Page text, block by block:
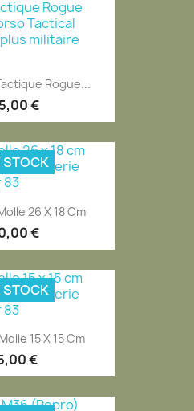
Rogue...
€
26 X 18 Cm
€
STOCK
15 X 15 Cm
€
STOCK